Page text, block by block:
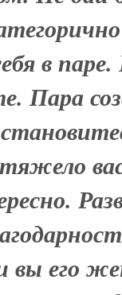
в
Пара
вы его